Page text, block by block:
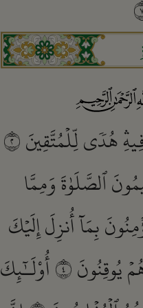
هُدٗى لِّلۡمُتَّقِينَ٢
ٱلصَّلَوٰةَ وَمِمَّا
بِمَآ أُنزِلَ إِلَيۡكَ
يُوقِنُونَ٤أُوْلَـٰٓئِكَ